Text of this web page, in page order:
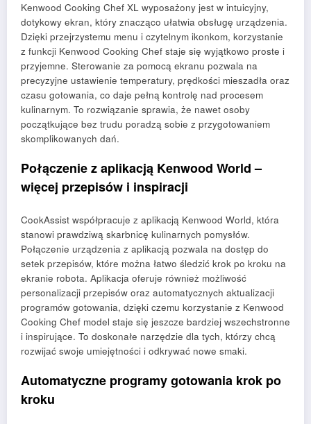
Kenwood Cooking Chef XL wyposażony jest w intuicyjny,
dotykowy ekran, który znacząco ułatwia obsługę urządzenia.
Dzięki przejrzystemu menu i czytelnym ikonkom, korzystanie
z funkcji Kenwood Cooking Chef staje się wyjątkowo proste i
przyjemne. Sterowanie za pomocą ekranu pozwala na
precyzyjne ustawienie temperatury, prędkości mieszadła oraz
czasu gotowania, co daje pełną kontrolę nad procesem
kulinarnym. To rozwiązanie sprawia, że nawet osoby
początkujące bez trudu poradzą sobie z przygotowaniem
skomplikowanych dań.
Połączenie z aplikacją Kenwood World –
więcej przepisów i inspiracji
CookAssist współpracuje z aplikacją Kenwood World, która
stanowi prawdziwą skarbnicę kulinarnych pomysłów.
Połączenie urządzenia z aplikacją pozwala na dostęp do
setek przepisów, które można łatwo śledzić krok po kroku na
ekranie robota. Aplikacja oferuje również możliwość
personalizacji przepisów oraz automatycznych aktualizacji
programów gotowania, dzięki czemu korzystanie z Kenwood
Cooking Chef model staje się jeszcze bardziej wszechstronne
i inspirujące. To doskonałe narzędzie dla tych, którzy chcą
rozwijać swoje umiejętności i odkrywać nowe smaki.
Automatyczne programy gotowania krok po
kroku